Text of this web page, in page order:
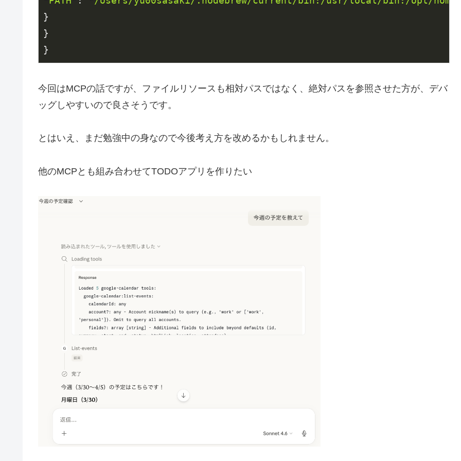
}
}
}
今回はMCPの話ですが、ファイルリソースも相対パスではなく、絶対パスを参照させた方が、デバ
ッグしやすいので良さそうです。
とはいえ、まだ勉強中の身なので今後考え方を改めるかもしれません。
他のMCPとも組み合わせてTODOアプリを作りたい